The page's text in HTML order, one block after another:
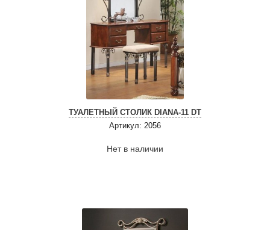
ТУАЛЕТНЫЙ СТОЛИК DIANA-11 DT
Артикул: 2056
Нет в наличии